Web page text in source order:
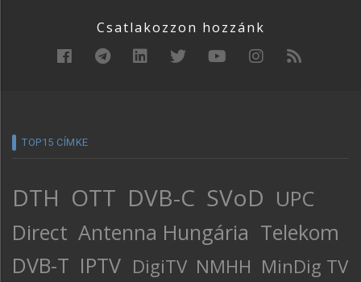
Csatlakozzon hozzánk
TOP15 CÍMKE
DTH OTT DVB-C SVoD UPC
Direct Antenna Hungária Telekom
DVB-T IPTV DigiTV NMHH MinDig TV